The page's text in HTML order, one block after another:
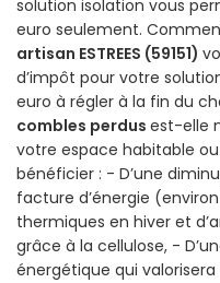
solution isolation vous
euro seulement.
artisan ESTREES (59151)
d’impôt pour votre
euro à régler à la fin du
combles perdus est-elle
votre espace habitable
bénéficier : - D’une
facture d’énergie
thermiques en hiver et
grâce à la cellulose, -
énergétique qui